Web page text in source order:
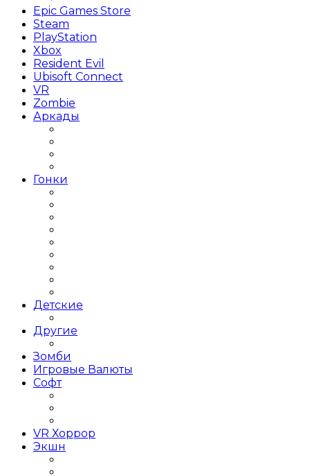
Epic Games Store
Steam
PlayStation
Xbox
Resident Evil
Ubisoft Connect
VR
Zombie
Аркады
Гонки
Детские
Другие
Зомби
Игровые Валюты
Софт
VR Хоррор
Экшн